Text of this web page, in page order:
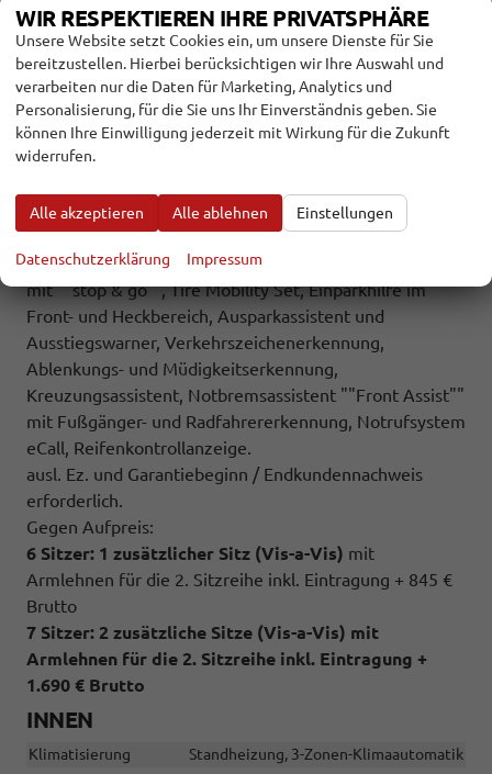
möglich), DAB+, USB-C-Schnittstelle, 8 Lautsprecher,
Bluetooth mit Freisprecheinrichtung, Sprachsteuerung,
Fahrwerk: 17 Zoll Fahrwerk,
Sicherheit und Fahrerassistenz: ABS, ESP, Airbag für
Fahrer und Beifahrer mit Beifahrer-Airbag-
Deaktivierung, Seiten- und Kopfairbags vorne,
Mittenairbag vorne, Außenspiegel elektrisch einstell-,
beheiz- und anklappbar, Ausweichunterstützung mit
Abbiegeassistent, Automatische Distanzregelung ACC
mit ""stop & go"", Tire Mobility Set, Einparkhilfe im
Front- und Heckbereich, Ausparkassistent und
Ausstiegswarner, Verkehrszeichenerkennung,
Ablenkungs- und Müdigkeitserkennung,
Kreuzungsassistent, Notbremsassistent ""Front Assist""
mit Fußgänger- und Radfahrererkennung, Notrufsystem
eCall, Reifenkontrollanzeige.
ausl. Ez. und Garantiebeginn / Endkundennachweis
erforderlich.
Gegen Aufpreis:
6 Sitzer: 1 zusätzlicher Sitz (Vis-a-Vis) mit
Armlehnen für die 2. Sitzreihe inkl. Eintragung + 845 €
Brutto
7 Sitzer: 2 zusätzliche Sitze (Vis-a-Vis) mit
Armlehnen für die 2. Sitzreihe inkl. Eintragung +
1.690 € Brutto
INNEN
Klimatisierung
Standheizung, 3-Zonen-Klimaautomatik
WIR RESPEKTIEREN IHRE PRIVATSPHÄRE
Unsere Website setzt Cookies ein, um unsere Dienste für Sie
bereitzustellen. Hierbei berücksichtigen wir Ihre Auswahl und
verarbeiten nur die Daten für Marketing, Analytics und
Personalisierung, für die Sie uns Ihr Einverständnis geben. Sie
können Ihre Einwilligung jederzeit mit Wirkung für die Zukunft
widerrufen.
Alle akzeptieren Alle ablehnen Einstellungen
Datenschutzerklärung Impressum